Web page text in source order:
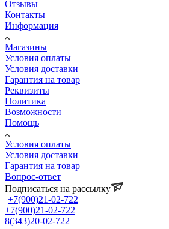
Отзывы
Контакты
Информация
Магазины
Условия оплаты
Условия доставки
Гарантия на товар
Реквизиты
Политика
Возможности
Помощь
Условия оплаты
Условия доставки
Гарантия на товар
Вопрос-ответ
Подписаться на рассылку
+7(900)21-02-722
+7(900)21-02-722
8(343)20-02-722